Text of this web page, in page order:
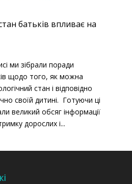
батьків впливає на
ми зібрали поради
щодо того, як можна
стан і відповідно
своїй дитині. Готуючи ці
великий обсяг інформації
дорослих і...